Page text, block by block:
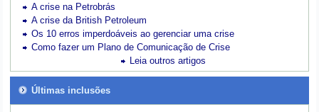
A crise na Petrobrás
A crise da British Petroleum
Os 10 erros imperdoáveis ao gerenciar uma crise
Como fazer um Plano de Comunicação de Crise
Leia outros artigos
Últimas inclusões